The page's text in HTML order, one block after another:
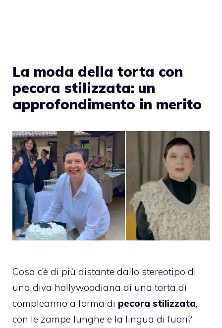
La moda della torta con
pecora stilizzata: un
approfondimento in merito
Cosa c’è di più distante dallo stereotipo di
una diva hollywoodiana di una torta di
compleanno a forma di pecora stilizzata,
con le zampe lunghe e la lingua di fuori?